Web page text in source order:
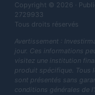
Copyright © 2026 ·
2729933
Tous droits réservés
Avertissement :
jour. Ces informations
visitez une institution
produit spécifique. Tous
sont présentés sans
conditions générales de